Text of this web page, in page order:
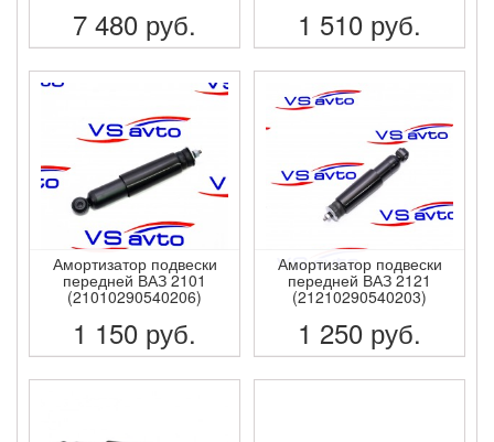
7 480 руб.
ПОДРОБНЕЕ
1 510 руб.
ПОДРОБНЕЕ
Амортизатор подвески
передней ВАЗ 2101
(21010290540206)
1 150 руб.
ПОДРОБНЕЕ
Амортизатор подвески
передней ВАЗ 2121
(21210290540203)
1 250 руб.
ПОДРОБНЕЕ